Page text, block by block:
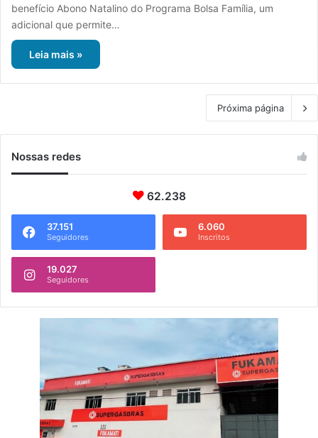
benefício Abono Natalino do Programa Bolsa Família, um
adicional que permite…
Leia mais »
Próxima página
Nossas redes
62.238
37.151
Seguidores
6.060
Inscritos
19.027
Seguidores